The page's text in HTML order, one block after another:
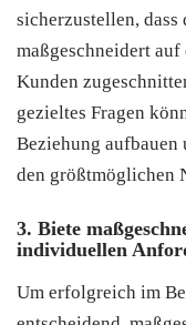
sicherzustellen, dass
maßgeschneidert
Kunden
gezieltes Fragen
Beziehung aufbauen
den größtmöglichen
3. Biete
individuellen
Um erfolgreich im